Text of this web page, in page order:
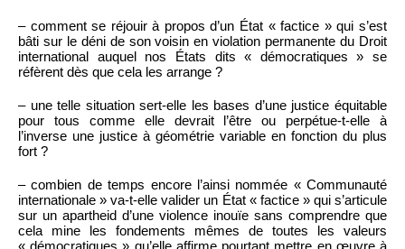
– comment se réjouir à propos d’un État « factice » qui s’est
bâti sur le déni de son voisin en violation permanente du Droit
international auquel nos États dits « démocratiques » se
réfèrent dès que cela les arrange ?
– une telle situation sert-elle les bases d’une justice équitable
pour tous comme elle devrait l’être ou perpétue-t-elle à
l’inverse une justice à géométrie variable en fonction du plus
fort ?
– combien de temps encore l’ainsi nommée « Communauté
internationale » va-t-elle valider un État « factice » qui s’articule
sur un apartheid d’une violence inouïe sans comprendre que
cela mine les fondements mêmes de toutes les valeurs
« démocratiques » qu’elle affirme pourtant mettre en œuvre à